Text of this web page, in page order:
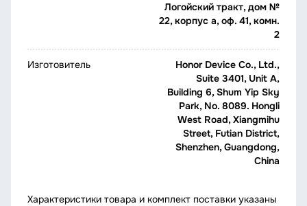
Логойский тракт, дом №
22, корпус а, оф. 41, комн.
2
Изготовитель
Honor Device Co., Ltd.,
Suite 3401, Unit A,
Building 6, Shum Yip Sky
Park, No. 8089. Hongli
West Road, Xiangmihu
Street, Futian District,
Shenzhen, Guangdong,
China
Характеристики товара и комплект поставки указаны